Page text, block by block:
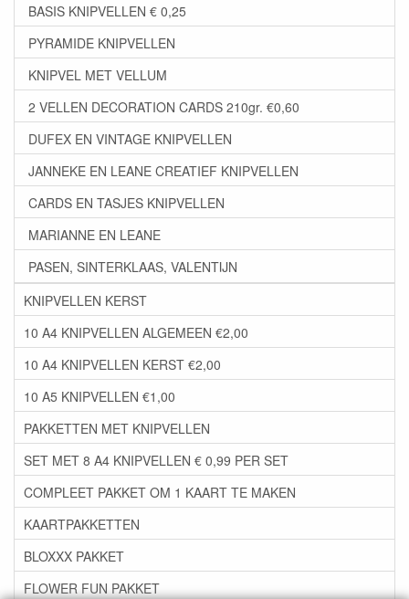
BASIS KNIPVELLEN € 0,25
PYRAMIDE KNIPVELLEN
KNIPVEL MET VELLUM
2 VELLEN DECORATION CARDS 210gr. €0,60
DUFEX EN VINTAGE KNIPVELLEN
JANNEKE EN LEANE CREATIEF KNIPVELLEN
CARDS EN TASJES KNIPVELLEN
MARIANNE EN LEANE
PASEN, SINTERKLAAS, VALENTIJN
KNIPVELLEN KERST
10 A4 KNIPVELLEN ALGEMEEN €2,00
10 A4 KNIPVELLEN KERST €2,00
10 A5 KNIPVELLEN €1,00
PAKKETTEN MET KNIPVELLEN
SET MET 8 A4 KNIPVELLEN € 0,99 PER SET
COMPLEET PAKKET OM 1 KAART TE MAKEN
KAARTPAKKETTEN
BLOXXX PAKKET
FLOWER FUN PAKKET